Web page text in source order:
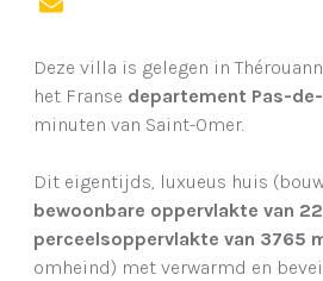
Deze villa is gelegen in
het Franse departement Pas-
minuten van Saint-Omer.
Dit eigentijds, luxueus huis
bewoonbare oppervlakte van
perceelsoppervlakte van 3765
omheind) met verwarmd en